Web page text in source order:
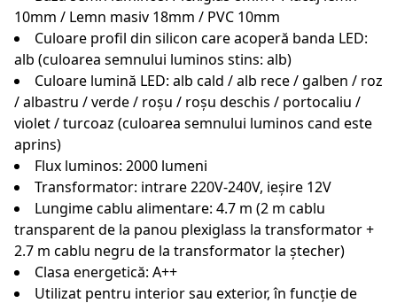
10mm / Lemn masiv 18mm / PVC 10mm
Culoare profil din silicon care acoperă banda LED:
alb (culoarea semnului luminos stins: alb)
Culoare lumină LED: alb cald / alb rece / galben / roz
/ albastru / verde / roșu / roșu deschis / portocaliu /
violet / turcoaz (culoarea semnului luminos cand este
aprins)
Flux luminos: 2000 lumeni
Transformator: intrare 220V-240V, ieșire 12V
Lungime cablu alimentare: 4.7 m (2 m cablu
transparent de la panou plexiglass la transformator +
2.7 m cablu negru de la transformator la ștecher)
Clasa energetică: A++
Utilizat pentru interior sau exterior, în funcție de